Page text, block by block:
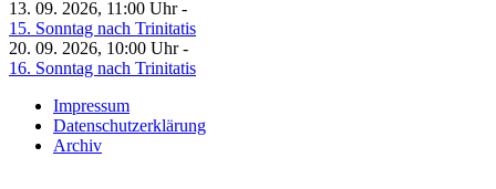
13. 09. 2026, 11:00 Uhr -
15. Sonntag nach Trinitatis
20. 09. 2026, 10:00 Uhr -
16. Sonntag nach Trinitatis
Impressum
Datenschutzerklärung
Archiv